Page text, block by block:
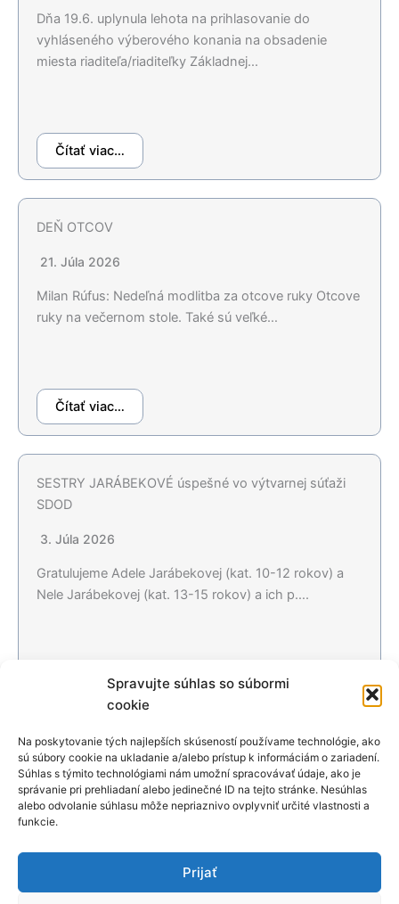
Spravujte súhlas so súbormi
cookie
Na poskytovanie tých najlepších skúseností používame technológie, ako
sú súbory cookie na ukladanie a/alebo prístup k informáciám o zariadení.
Súhlas s týmito technológiami nám umožní spracovávať údaje, ako je
správanie pri prehliadaní alebo jedinečné ID na tejto stránke. Nesúhlas
alebo odvolanie súhlasu môže nepriaznivo ovplyvniť určité vlastnosti a
funkcie.
Prijať
Dňa 19.6. uplynula lehota na prihlasovanie do
vyhláseného výberového konania na obsadenie
miesta riaditeľa/riaditeľky Základnej…
Čítať viac…
DEŇ OTCOV
21. Júla 2026
Milan Rúfus: Nedeľná modlitba za otcove ruky Otcove
ruky na večernom stole. Také sú veľké…
Čítať viac…
SESTRY JARÁBEKOVÉ úspešné vo výtvarnej súťaži
SDOD
3. Júla 2026
Gratulujeme Adele Jarábekovej (kat. 10-12 rokov) a
Nele Jarábekovej (kat. 13-15 rokov) a ich p….
Čítať viac…
Všetky aktuality
Podporili nás